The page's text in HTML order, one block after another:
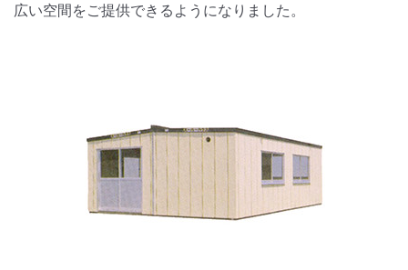
広い空間をご提供できるようになりました。